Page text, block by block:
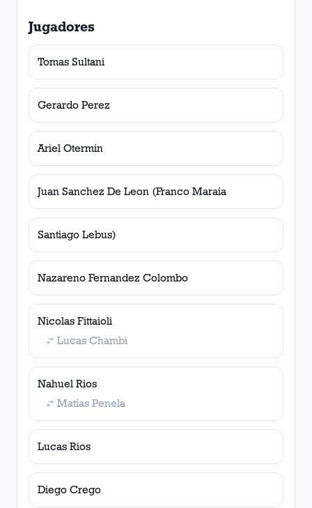
Jugadores
Tomas Sultani
Gerardo Perez
Ariel Otermin
Juan Sanchez De Leon (Franco Maraia
Santiago Lebus)
Nazareno Fernandez Colombo
Nicolas Fittaioli
Lucas Chambi
Nahuel Rios
Matías Penela
Lucas Rios
Diego Crego